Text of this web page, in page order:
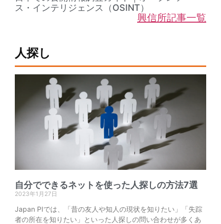
ス・インテリジェンス（OSINT）
興信所記事一覧
人探し
自分でできるネットを使った人探しの方法7選
2023年1月27日
Japan PIでは、「昔の友人や知人の現状を知りたい」「失踪
者の所在を知りたい」といった人探しの問い合わせが多くあ